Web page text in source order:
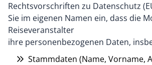
Rechtsvorschriften zu Datenschutz
Sie im eigenen Namen ein, dass die
Reiseveranstalter
ihre personenbezogenen Daten,
Stammdaten (Name, Vorname,